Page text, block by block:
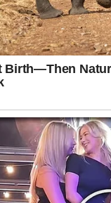
koja vam mijenja
dolazak ili